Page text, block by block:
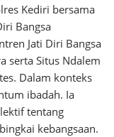
Kediri bersama
Bangsa
Jati Diri Bangsa
serta Situs Ndalem
Dalam konteks
ibadah. Ia
tentang
kebangsaan.